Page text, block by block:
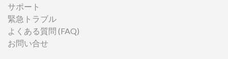
サポート
緊急トラブル
よくある質問 (FAQ)
お問い合せ